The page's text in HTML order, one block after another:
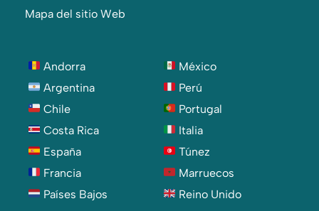
Mapa del sitio Web
Andorra
Argentina
Chile
Costa Rica
España
Francia
Países Bajos
México
Perú
Portugal
Italia
Túnez
Marruecos
Reino Unido